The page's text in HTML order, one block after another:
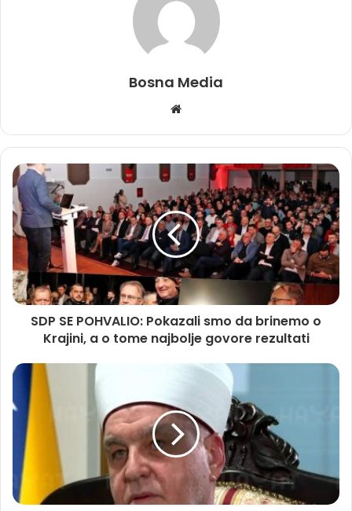
Bosna Media
Website
SDP SE POHVALIO: Pokazali smo da brinemo o
Krajini, a o tome najbolje govore rezultati